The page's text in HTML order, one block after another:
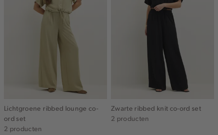
Lichtgroene ribbed lounge co-
ord set
2 producten
Zwarte ribbed knit co-ord set
2 producten